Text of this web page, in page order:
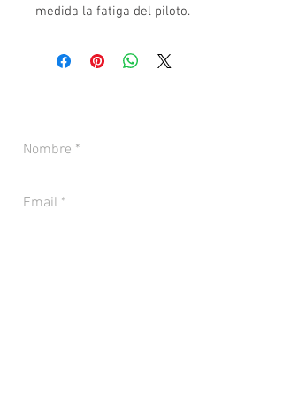
medida la fatiga del piloto.